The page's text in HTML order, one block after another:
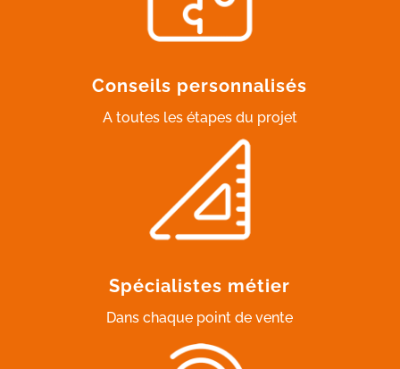
Conseils personnalisés
A toutes les étapes du projet
Spécialistes métier
Dans chaque point de vente